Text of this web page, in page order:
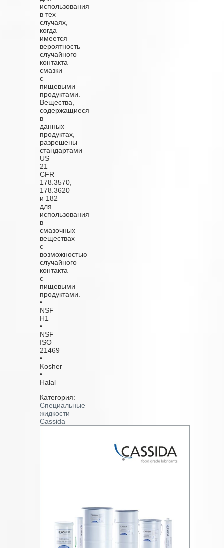
использования
в тех
случаях,
когда
имеется
вероятность
случайного
контакта
смазки
с
пищевыми
продуктами.
Вещества,
содержащиеся
в
данных
продуктах,
разрешены
стандартами
US
21
CFR
178.3570,
178.3620
и 182
для
использования
в
смазочных
веществах
с
возможностью
случайного
контакта
с
пищевыми
продуктами.
•
NSF
H1
•
NSF
ISO
21469
•
Kosher
•
Halal
Категория:
Специальные
жидкости
Cassida